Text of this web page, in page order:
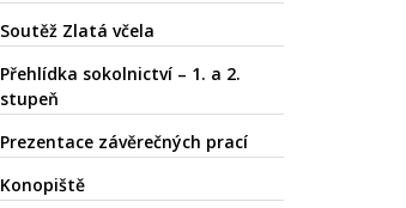
Soutěž Zlatá včela
Přehlídka sokolnictví – 1. a 2.
stupeň
Prezentace závěrečných prací
Konopiště